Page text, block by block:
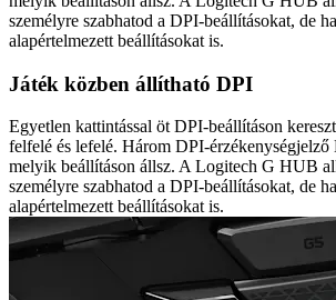
személyre szabhatod a DPI-beállításokat, de
alapértelmezett beállításokat is.
Játék közben állítható DPI
Egyetlen kattintással öt DPI-beállításon
felfelé és lefelé. Három DPI-
melyik beállításon állsz. A Logitech G HUB
személyre szabhatod a DPI-beállításokat, de
alapértelmezett beállításokat is.